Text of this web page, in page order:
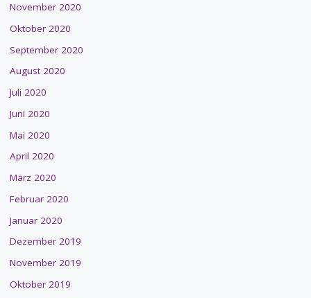
November 2020
Oktober 2020
September 2020
August 2020
Juli 2020
Juni 2020
Mai 2020
April 2020
März 2020
Februar 2020
Januar 2020
Dezember 2019
November 2019
Oktober 2019